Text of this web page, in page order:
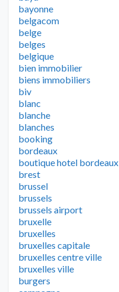
bayonne
belgacom
belge
belges
belgique
bien immobilier
biens immobiliers
biv
blanc
blanche
blanches
booking
bordeaux
boutique hotel bordeaux
brest
brussel
brussels
brussels airport
bruxelle
bruxelles
bruxelles capitale
bruxelles centre ville
bruxelles ville
burgers